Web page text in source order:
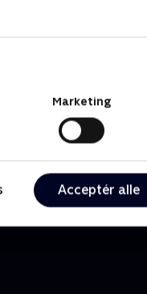
Marketing
Acceptér alle
• 1 sæsoner